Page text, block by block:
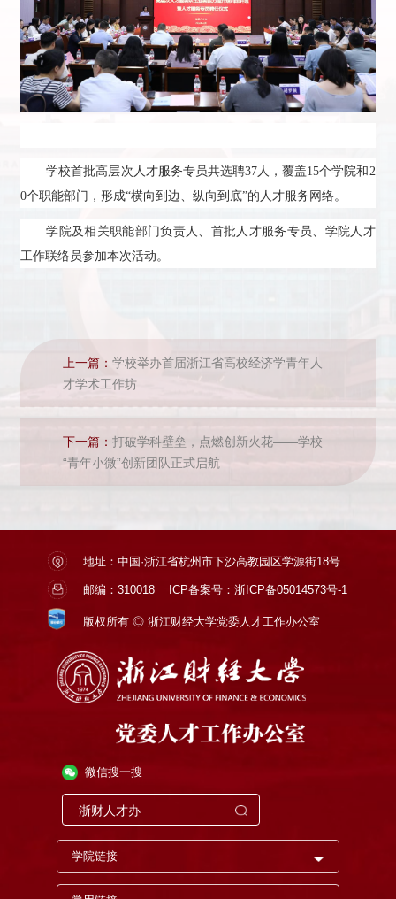
学校首批高层次人才服务专员共选聘37人，覆盖15个学院和2
0个职能部门，形成“横向到边、纵向到底”的人才服务网络。
学院及相关职能部门负责人、首批人才服务专员、学院人才
工作联络员参加本次活动。
上一篇：学校举办首届浙江省高校经济学青年人
才学术工作坊
下一篇：打破学科壁垒，点燃创新火花——学校
“青年小微”创新团队正式启航
地址：中国·浙江省杭州市下沙高教园区学源街18号
邮编：310018 ICP备案号：浙ICP备05014573号-1
版权所有 ◎ 浙江财经大学党委人才工作办公室
微信搜一搜
学院链接